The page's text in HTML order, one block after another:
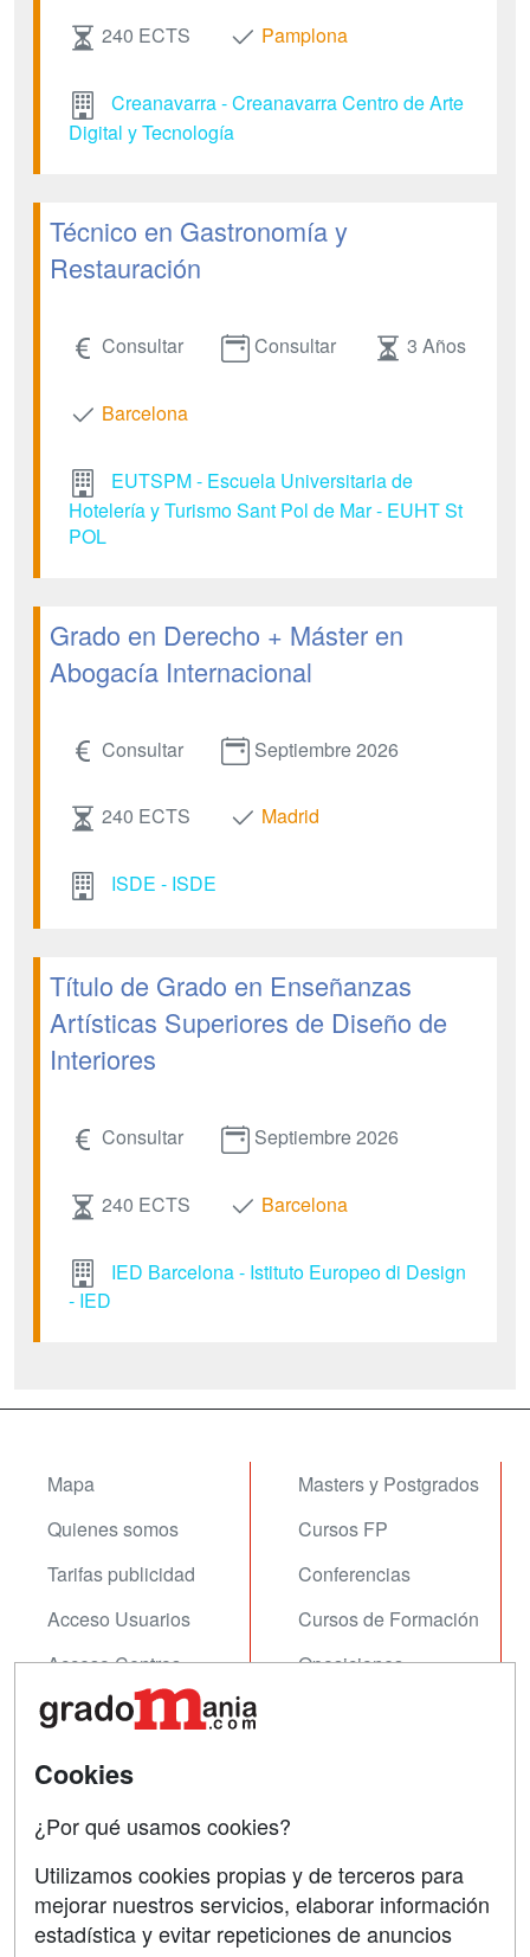
240 ECTS Pamplona
Creanavarra - Creanavarra Centro de Arte
Digital y Tecnología
Técnico en Gastronomía y
Restauración
Consultar Consultar 3 Años
Barcelona
EUTSPM - Escuela Universitaria de
Hotelería y Turismo Sant Pol de Mar - EUHT St
POL
Grado en Derecho + Máster en
Abogacía Internacional
Consultar Septiembre 2026
240 ECTS Madrid
ISDE - ISDE
Título de Grado en Enseñanzas
Artísticas Superiores de Diseño de
Interiores
Consultar Septiembre 2026
240 ECTS Barcelona
IED Barcelona - Istituto Europeo di Design
- IED
Mapa
Quienes somos
Tarifas publicidad
Acceso Usuarios
Acceso Centros
Masters y Postgrados
Cursos FP
Conferencias
Cursos de Formación
Oposiciones
Contactar
Confidencialidad
Aviso legal
Copyleft
Cookies
¿Por qué usamos cookies?
Utilizamos cookies propias y de terceros para
mejorar nuestros servicios, elaborar información
estadística y evitar repeticiones de anuncios